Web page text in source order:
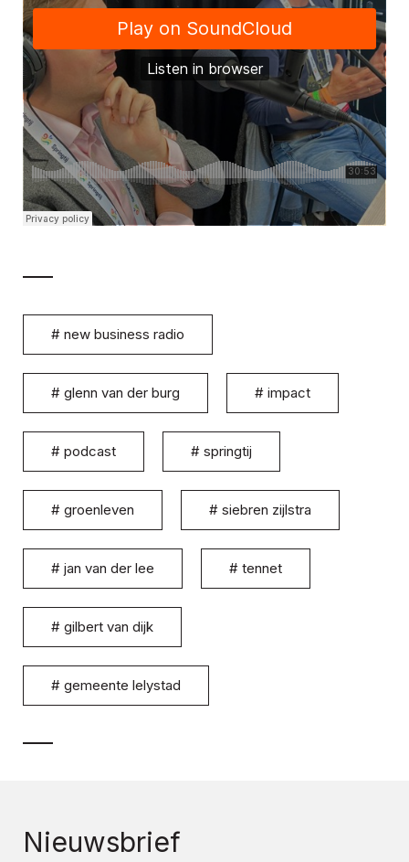
# new business radio
# glenn van der burg # impact
# podcast # springtij
# groenleven # siebren zijlstra
# jan van der lee # tennet
# gilbert van dijk
# gemeente lelystad
Nieuwsbrief